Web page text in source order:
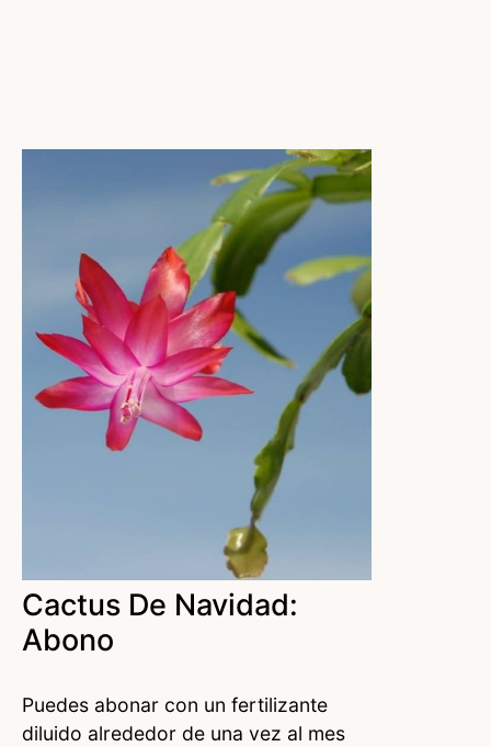
Cactus De Navidad:
Abono
Puedes abonar con un fertilizante
diluido alrededor de una vez al mes